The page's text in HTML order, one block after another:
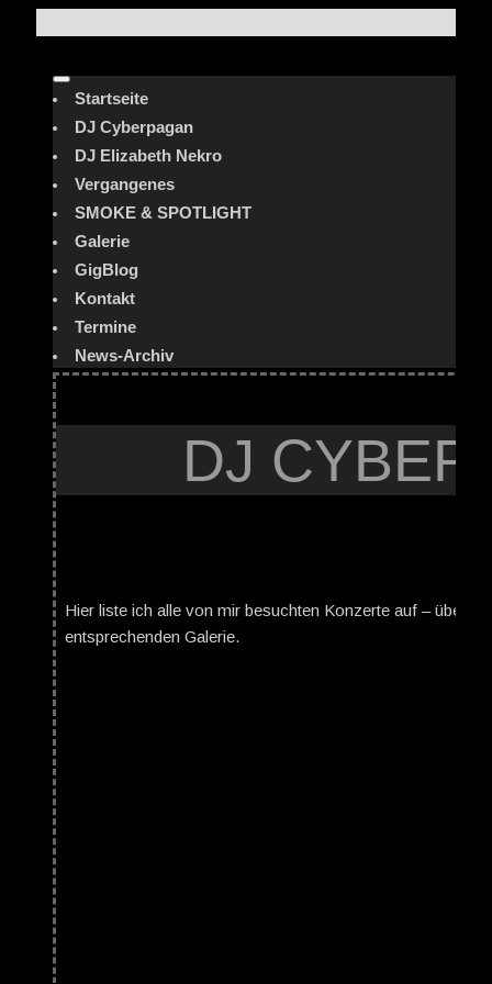
Startseite
DJ Cyberpagan
DJ Elizabeth Nekro
Vergangenes
SMOKE & SPOTLIGHT
Galerie
GigBlog
Kontakt
Termine
News-Archiv
DJ
Hier liste ich alle von mir besuchten Konzerte auf – über
entsprechenden Galerie.